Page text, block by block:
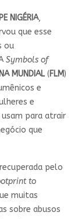
NIGÉRIA,
que esse
ou
Symbols of
MUNDIAL(FLM)
e
e
para atrair
que
pelo
to
muitas
sobre abusos